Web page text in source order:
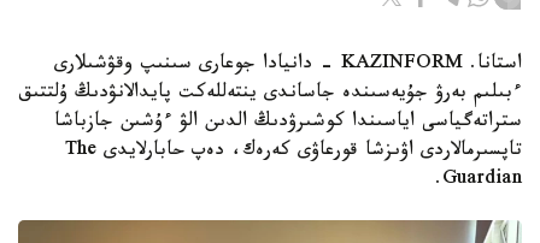
استانا. KAZINFORM - دانيادا جوعارى سىنىپ وقۋشىلارى
ءبىلىم بەرۋ جۇيەسىندە جاساندى ينتەللەكت پايدالانۋدىڭ ۇلتتىق
ستراتەگياسى اياسىندا كوشىرۋدىڭ الدىن الۋ ءۇشىن جازباشا
تاپسىرمالاردى اۋىزشا قورعاۋى كەرەك، دەپ حابارلايدى The
Guardian.